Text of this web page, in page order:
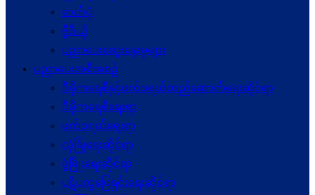
ဓာတ်ပုံ
ဗွီဒီယို
ပညာပေးဆွေးနွေးမှုများ
ပညာပေးအစီအစဉ်
ဒီမိုကရေစီနှင့်ဖက်ဒရယ်တည်ဆောက်ရေးဆိုင်ရာ
ဒီမိုကရေစီရေးရာ
ဖက်ဒရယ်ရေးရာ
လုံခြုံရေးဆိုင်ရာ
ဖွံဖြိုးရေးဆိုင်ရာ
ပဋိပက္ခ‌ဖြေရှင်းရေးဆိုင်ရာ